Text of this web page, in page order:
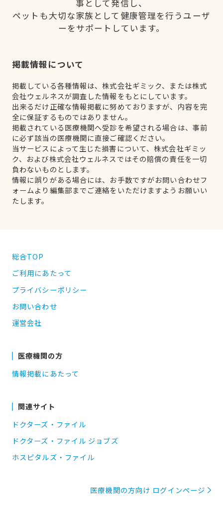
事として発信し、
ペットも大切な家族として健康管理を行うユーザ
ーをサポートしています。
掲載情報について
掲載している各種情報は、株式会社ギミック、または株式
会社ウェルネスが調査した情報をもとにしています。
出来るだけ正確な情報掲載に努めておりますが、内容を完
全に保証するものではありません。
掲載されている医療機関へ受診を希望される場合は、事前
に必ず該当の医療機関に直接ご確認ください。
当サービスによって生じた損害について、株式会社ギミッ
ク、および株式会社ウェルネスではその賠償の責任を一切
負わないものとします。
情報に誤りがある場合には、お手数ですがお問い合わせフ
ォームより編集部までご連絡をいただけますようお願いい
たします。
総合TOP
ご利用にあたって
プライバシーポリシー
お問い合わせ
運営会社
医療機関の方
情報掲載にあたって
関連サイト
ドクターズ・ファイル
ドクターズ・ファイル ジョブズ
ホスピタルズ・ファイル
医療機関の方向け ログインページ